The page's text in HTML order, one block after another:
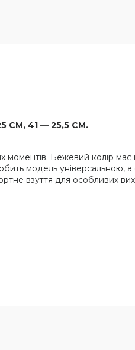
СМ, 41 — 25,5 СМ.
моментів. Бежевий колір
модель універсальною, а
взуття для особливих